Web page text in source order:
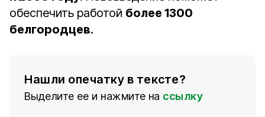
обеспечить работой более 1300
белгородцев.
Нашли опечатку в тексте?
Выделите ее и нажмите на ссылку